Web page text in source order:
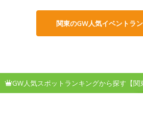
関東のGW人気イベントラ
GW人気スポットランキングから探す【関